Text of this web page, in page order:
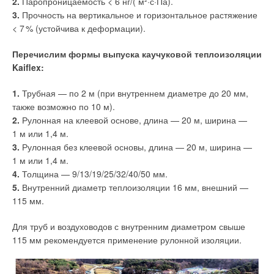
3. Прочность на вертикальное и горизонтальное растяжение
< 7% (устойчива к деформации).
Перечислим формы выпуска каучуковой теплоизоляции
Kaiflex:
1. Трубная — по 2 м (при внутреннем диаметре до 20 мм,
также возможно по 10 м).
2. Рулонная на клеевой основе, длина — 20 м, ширина —
1 м или 1,4 м.
3. Рулонная без клеевой основы, длина — 20 м, ширина —
1 м или 1,4 м.
4. Толщина — 9/13/19/25/32/40/50 мм.
5. Внутренний диаметр теплоизоляции 16 мм, внешний —
115 мм.
Для труб и воздуховодов с внутренним диаметром свыше
115 мм рекомендуется применение рулонной изоляции.
«Металлургические заводы Будеруса» по производству
отопительных и кухонных печей.
Йозеф Штребель (Joseph Strebel) получил патент
работающего на хладагенте CO 2, были в 1,9 раза ниже
аналогичных показателей угольного и газового котлов.
над мазутным и электрическим котлами оказалось ещё
более ощутимым — в 4,15 и 3,15 раза соответственно (см.